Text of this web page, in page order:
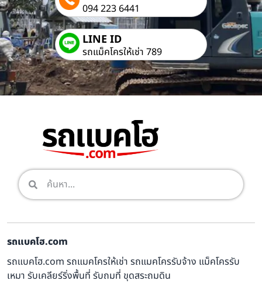
094 223 6441
LINE ID
รถแม็คโครให้เช่า 789
รถแบคโฮ.com
รถแบคโฮ.com รถแมคโครให้เช่า รถแมคโครรับจ้าง แม็คโครรับ
เหมา รับเคลียร์ริ่งพื้นที่ รับถมที่ ขุดสระถมดิน